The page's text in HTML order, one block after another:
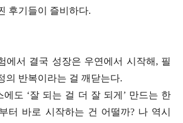
후기들이 즐비하다.
에서 결국 성장은 우연에서 시작해, 필
의 반복이라는 걸 깨닫는다.
에도 ‘잘 되는 걸 더 잘 되게’ 만드는 한
터 바로 시작하는 건 어떨까? 나 역시